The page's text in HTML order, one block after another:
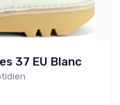
37 EU Blanc